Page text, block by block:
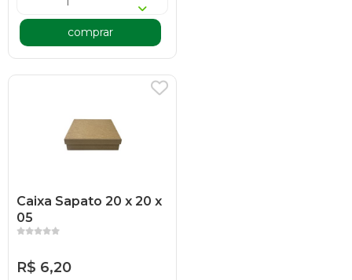
comprar
Caixa Sapato 20 x 20 x
05
R$ 6,20